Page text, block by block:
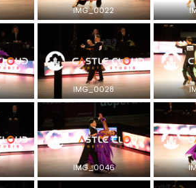
IMG_0022
IMG_0028
IMG_0046